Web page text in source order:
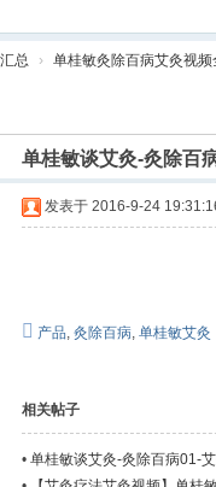
总 › 单桂敏灸除百病艾灸视
单桂敏谈艾灸-灸除百
发表于 2016-9-24
产品, 灸除百病, 单桂敏艾灸
相关帖子
• 单桂敏谈艾灸-灸除百病01-